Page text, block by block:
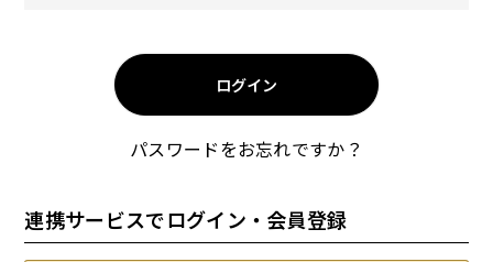
ログイン
パスワードをお忘れですか？
連携サービスでログイン・会員登録